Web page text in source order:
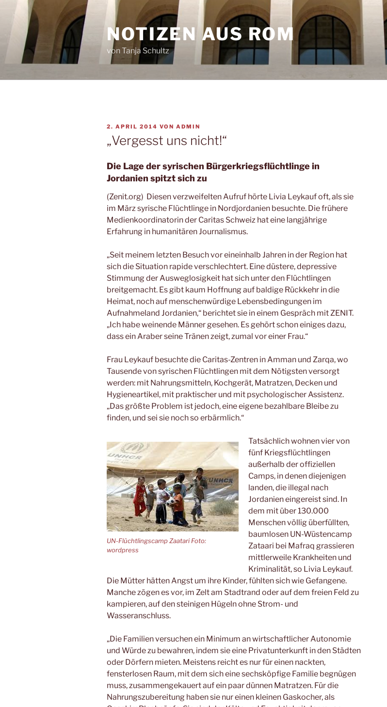
springen
NOTIZEN AUS ROM
von Tanja Schultz
VERÖFFENTLICHT
AM
2. APRIL 2014 VON ADMIN
„Vergesst uns nicht!“
Die Lage der syrischen Bürgerkriegsflüchtlinge in
Jordanien spitzt sich zu
(Zenit.org) Diesen verzweifelten Aufruf hörte Livia Leykauf oft, als sie
im März syrische Flüchtlinge in Nordjordanien besuchte. Die frühere
Medienkoordinatorin der Caritas Schweiz hat eine langjährige
Erfahrung in humanitären Journalismus.
„Seit meinem letzten Besuch vor eineinhalb Jahren in der Region hat
sich die Situation rapide verschlechtert. Eine düstere, depressive
Stimmung der Ausweglosigkeit hat sich unter den Flüchtlingen
breitgemacht. Es gibt kaum Hoffnung auf baldige Rückkehr in die
Heimat, noch auf menschenwürdige Lebensbedingungen im
Aufnahmeland Jordanien,“ berichtet sie in einem Gespräch mit ZENIT.
„Ich habe weinende Männer gesehen. Es gehört schon einiges dazu,
dass ein Araber seine Tränen zeigt, zumal vor einer Frau.“
Frau Leykauf besuchte die Caritas-Zentren in Amman und Zarqa, wo
Tausende von syrischen Flüchtlingen mit dem Nötigsten versorgt
werden: mit Nahrungsmitteln, Kochgerät, Matratzen, Decken und
Hygieneartikel, mit praktischer und mit psychologischer Assistenz.
„Das größte Problem ist jedoch, eine eigene bezahlbare Bleibe zu
finden, und sei sie noch so erbärmlich.“
UN-Flüchtlingscamp Zaatari Foto:
wordpress
Tatsächlich wohnen vier von
fünf Kriegsflüchtlingen
außerhalb der offiziellen
Camps, in denen diejenigen
landen, die illegal nach
Jordanien eingereist sind. In
dem mit über 130.000
Menschen völlig überfüllten,
baumlosen UN-Wüstencamp
Zataari bei Mafraq grassieren
mittlerweile Krankheiten und
Kriminalität, so Livia Leykauf.
Die Mütter hätten Angst um ihre Kinder, fühlten sich wie Gefangene.
Manche zögen es vor, im Zelt am Stadtrand oder auf dem freien Feld zu
kampieren, auf den steinigen Hügeln ohne Strom- und
Wasseranschluss.
„Die Familien versuchen ein Minimum an wirtschaftlicher Autonomie
und Würde zu bewahren, indem sie eine Privatunterkunft in den Städten
oder Dörfern mieten. Meistens reicht es nur für einen nackten,
fensterlosen Raum, mit dem sich eine sechsköpfige Familie begnügen
muss, zusammengekauert auf ein paar dünnen Matratzen. Für die
Nahrungszubereitung haben sie nur einen kleinen Gaskocher, als